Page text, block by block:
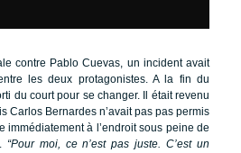
contre Pablo Cuevas, un incident avait
les deux protagonistes. A la fin du
du court pour se changer. Il était revenu
Carlos Bernardes n’avait pas pas permis
immédiatement à l’endroit sous peine de
“Pour moi, ce n’est pas juste. C’est un